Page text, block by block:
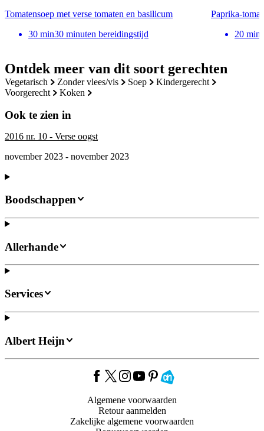
Ontdek meer van dit soort gerechten
vegetarisch zonder vlees/vis soep
kindergerecht
voorgerecht
koken
Ook te zien in
2016 nr. 10 - Verse oogst
november 2023 - november 2023
Tomatensoep met verse tomaten en basilicum
30 min30 minuten bereidingstijd
Paprika-
20 min
Boodschappen
Allerhande
Services
Albert Heijn
Algemene voorwaarden
Retour aanmelden
Zakelijke algemene voorwaarden